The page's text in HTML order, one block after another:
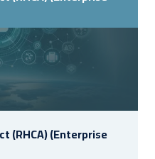
(RHCA) (Enterprise